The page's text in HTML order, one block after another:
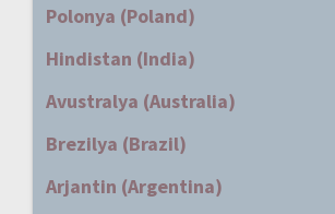
Polonya (Poland)
Hindistan (India)
Avustralya (Australia)
Brezilya (Brazil)
Arjantin (Argentina)